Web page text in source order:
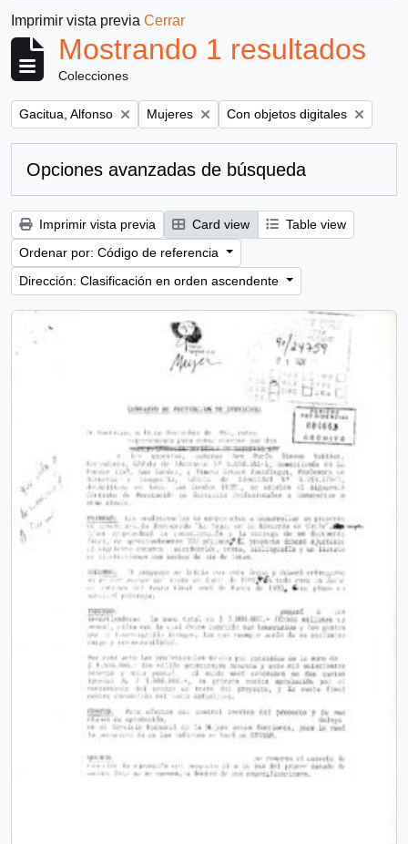
Imprimir vista previa Cerrar
Mostrando 1 resultados
Colecciones
Remove filter:
Gacitua, Alfonso Remove filter:
Mujeres Remove filter:
Con objetos digitales
Opciones avanzadas de búsqueda
Imprimir vista previa Card view
Table view
Ordenar por: Código de referencia
Dirección: Clasificación en orden ascendente